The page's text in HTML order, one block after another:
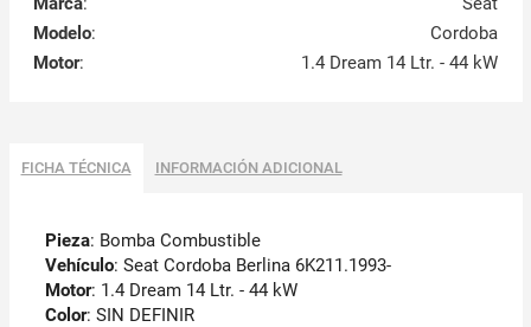
Modelo:
Cordoba
Motor: 1.4 Dream 14 Ltr. - 44 kW
FICHA TÉCNICA INFORMACIÓN ADICIONAL
Pieza: Bomba Combustible
Vehículo: Seat Cordoba Berlina 6K211.1993-
Motor: 1.4 Dream 14 Ltr. - 44 kW
Color: SIN DEFINIR